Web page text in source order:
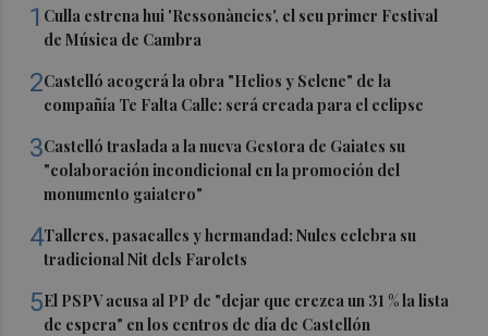
1 Culla estrena hui 'Ressonàncies', el seu primer Festival
de Música de Cambra
2Castelló acogerá la obra "Helios y Selene" de la
compañía Te Falta Calle: será creada para el eclipse
3Castelló traslada a la nueva Gestora de Gaiates su
"colaboración incondicional en la promoción del
monumento gaiatero"
4Talleres, pasacalles y hermandad: Nules celebra su
tradicional Nit dels Farolets
5El PSPV acusa al PP de "dejar que crezca un 31 % la lista
de espera" en los centros de día de Castellón